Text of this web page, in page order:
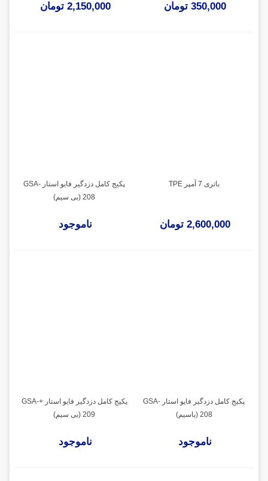
350,000 تومان 2,150,000 تومان
باتری 7 آمپر TPE
2,600,000 تومان
پکیج کامل دزدگیر فایو استار GSA-
208 (بی سیم)
ناموجود
پکیج کامل دزدگیر فایو استار GSA-
208 (باسیم)
ناموجود
پکیج کامل دزدگیر فایو استار +GSA-
209 (بی سیم)
ناموجود